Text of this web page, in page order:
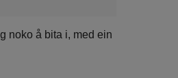
noko å bita i, med ein